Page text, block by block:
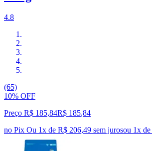
4.8
(65)
10% OFF
Preço R$ 185,84R$ 185,84
no Pix Ou 1x de R$ 206,49 sem jurosou 1x de